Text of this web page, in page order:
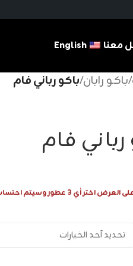
معنا English
/باكو رابان/باكو رباني فام
فام
أي 3 عطور وسيتم احتساب 1 عطر مجانا